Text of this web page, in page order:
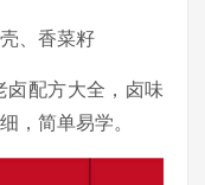
、香菜籽
卤配方大全，卤味
，简单易学。